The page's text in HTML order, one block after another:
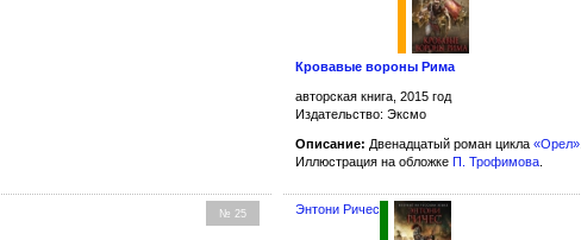
Кровавые вороны Рима
авторская книга, 2015 год
Издательство: Эксмо
Описание: Двенадцатый роман цикла«Орел»
Иллюстрация на обложкеП. Трофимова
№ 25 Энтони Ричес